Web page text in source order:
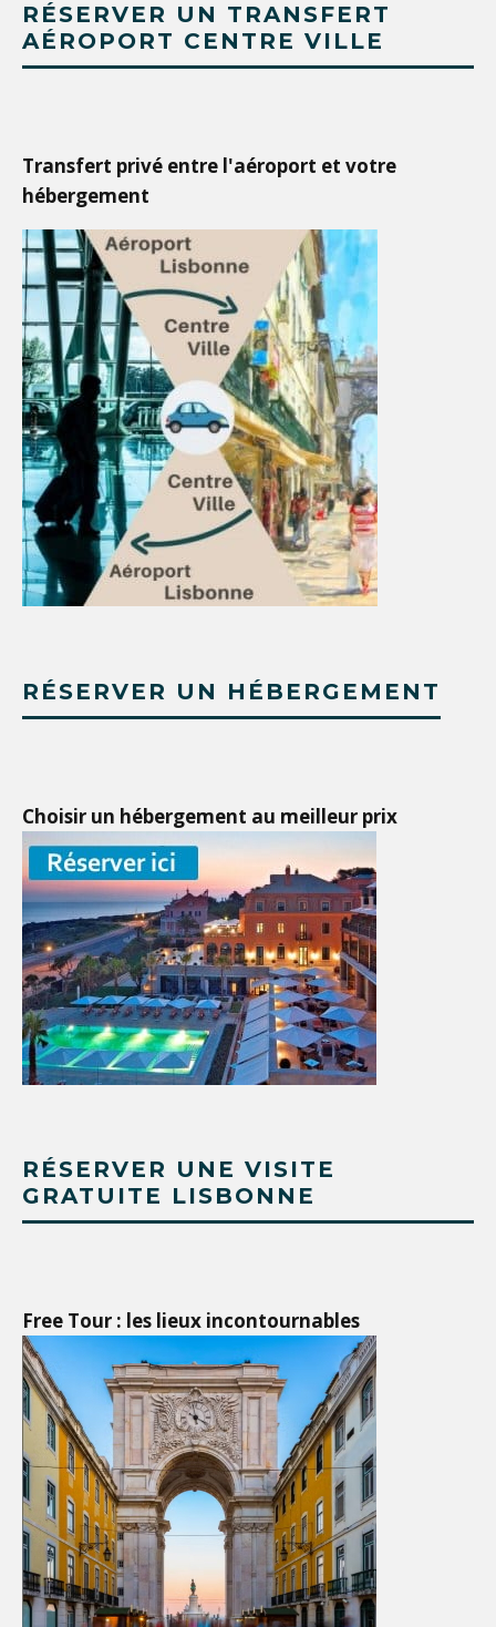
RÉSERVER UN TRANSFERT
AÉROPORT CENTRE VILLE
Transfert privé entre l'aéroport et votre
hébergement
RÉSERVER UN HÉBERGEMENT
Choisir un hébergement au meilleur prix
RÉSERVER UNE VISITE
GRATUITE LISBONNE
Free Tour : les lieux incontournables